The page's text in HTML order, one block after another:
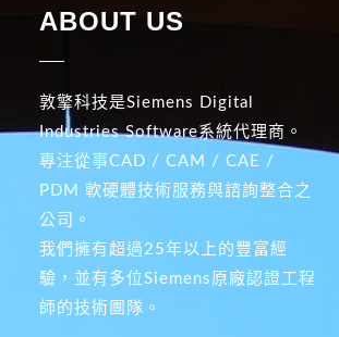
ABOUT US
敦擎科技是Siemens Digital
Industries Software系統代理商。
專注從事CAD / CAM / CAE /
PDM 軟硬體技術服務與諮詢整合之
公司。
我們擁有超過25年以上的豐富經
驗，並有多位Siemens原廠認證工程
師的技術團隊。